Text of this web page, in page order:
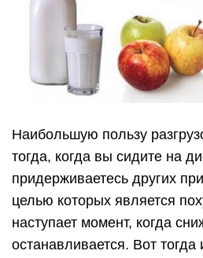
Наибольшую пользу
тогда, когда вы сидите на
придерживаетесь других
целью которых является
наступает момент, когда
останавливается. Вот